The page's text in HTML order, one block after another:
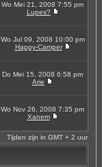
Wo Mei 21, 2008 7:55 pm
Lupes?
Wo Jul 09, 2008 10:00 pm
Happy-Camper
Do Mei 15, 2008 6:58 pm
Arie
Wo Nov 26, 2008 7:35 pm
Xanem
Tijden zijn in GMT + 2 uur